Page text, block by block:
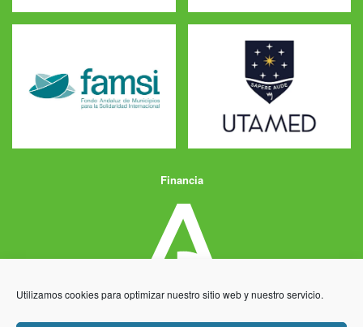
Utilizamos cookies para optimizar nuestro sitio web y nuestro servicio.
Financia